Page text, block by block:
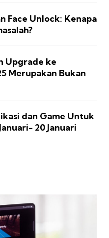
Face Unlock: Kenapa
Upgrade ke
Merupakan Bukan
dan Game Untuk
20 Januari